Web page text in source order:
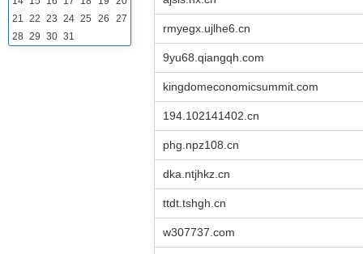
21 22 23 24 25 26
27
28 29 30 31
rmyegx.ujlhe6.cn
9yu68.qiangqh.com
kingdomeconomicsummit.com
194.102141402.cn
phg.npz108.cn
dka.ntjhkz.cn
ttdt.tshgh.cn
w307737.com